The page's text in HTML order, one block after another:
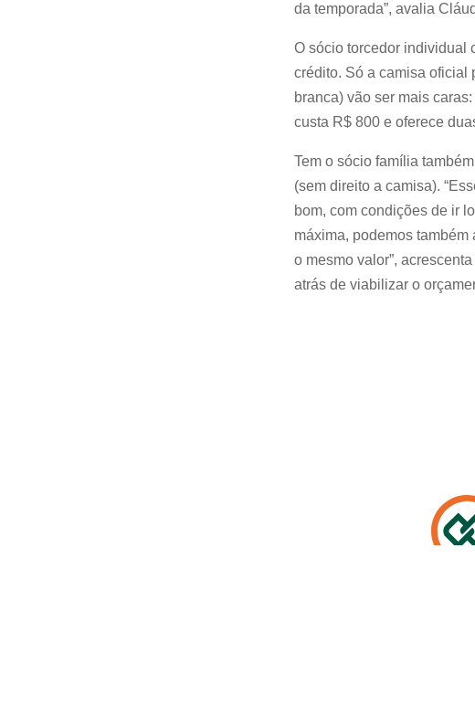
da temporada”, avalia
O sócio torcedor individual
crédito. Só a camisa oficial
branca) vão ser mais
custa R$ 800 e oferece
Tem o sócio família
(sem direito a camisa).
bom, com condições de ir
máxima, podemos
o mesmo valor”,
atrás de viabilizar o